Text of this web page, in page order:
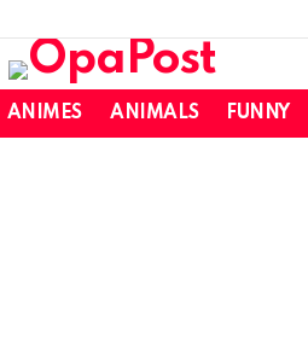
ANIMES ANIMALS FUNNY